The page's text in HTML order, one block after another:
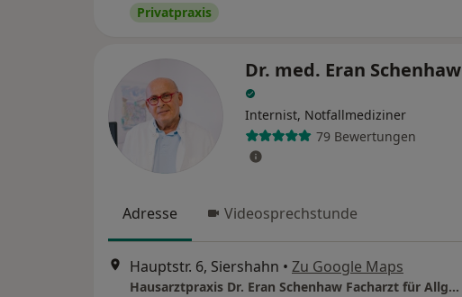
Privatpraxis
Dr. med. Eran Schenhaw
Internist, Notfallmediziner
79 Bewertungen
Adresse Videosprechstunde
Hauptstr. 6, Siershahn • Zu Google Maps
Hausarztpraxis Dr. Eran Schenhaw Facharzt für Allgemeinmedizin